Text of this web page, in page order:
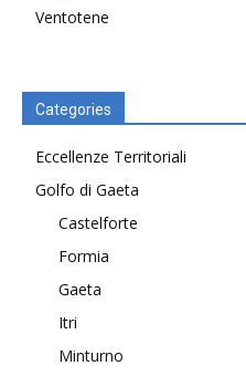
Ventotene
Categories
Eccellenze Territoriali
Golfo di Gaeta
Castelforte
Formia
Gaeta
Itri
Minturno